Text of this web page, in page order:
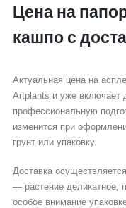
Цена на
кашпо с
Актуальная цена на
Artplants и уже включает
профессиональную
изменится при
грунт или упаковку.
Доставка
— растение деликатное,
особое внимание